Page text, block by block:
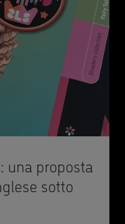
una proposta
sotto